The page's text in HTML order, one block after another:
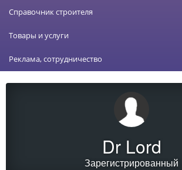
Справочник строителя
Товары и услуги
Реклама, сотрудничество
Dr Lord
Зарегистрированный